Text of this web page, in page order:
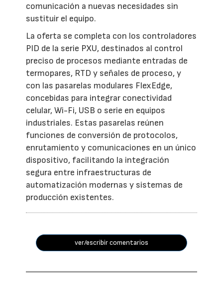
comunicación a nuevas necesidades sin
sustituir el equipo.
La oferta se completa con los controladores
PID de la serie PXU, destinados al control
preciso de procesos mediante entradas de
termopares, RTD y señales de proceso, y
con las pasarelas modulares FlexEdge,
concebidas para integrar conectividad
celular, Wi-Fi, USB o serie en equipos
industriales. Estas pasarelas reúnen
funciones de conversión de protocolos,
enrutamiento y comunicaciones en un único
dispositivo, facilitando la integración
segura entre infraestructuras de
automatización modernas y sistemas de
producción existentes.
ver/escribir comentarios